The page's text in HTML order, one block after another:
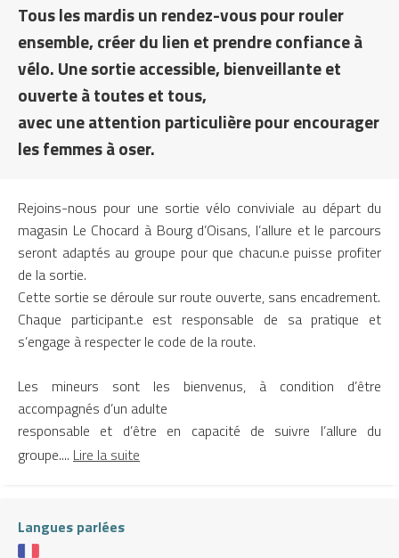
Tous les mardis un rendez-vous pour rouler
ensemble, créer du lien et prendre confiance à
vélo. Une sortie accessible, bienveillante et
ouverte à toutes et tous,
avec une attention particulière pour encourager
les femmes à oser.
Rejoins-nous pour une sortie vélo conviviale au départ du
magasin Le Chocard à Bourg d’Oisans, l’allure et le parcours
seront adaptés au groupe pour que chacun.e puisse profiter
de la sortie.
Cette sortie se déroule sur route ouverte, sans encadrement.
Chaque participant.e est responsable de sa pratique et
s’engage à respecter le code de la route.
Les mineurs sont les bienvenus, à condition d’être
accompagnés d’un adulte
responsable et d’être en capacité de suivre l’allure du
groupe.... Lire la suite
Langues parlées